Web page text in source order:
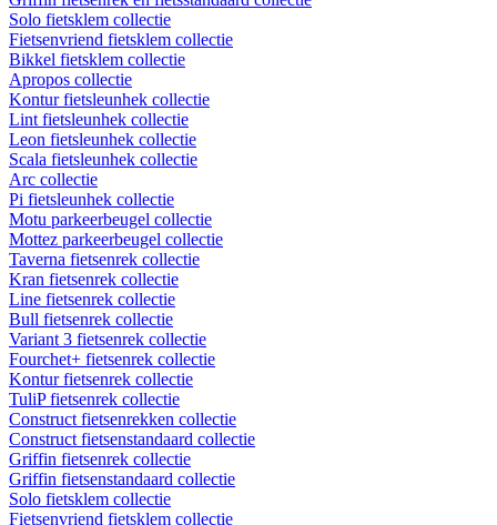
Solo fietsklem collectie
Fietsenvriend fietsklem collectie
Bikkel fietsklem collectie
Apropos collectie
Kontur fietsleunhek collectie
Lint fietsleunhek collectie
Leon fietsleunhek collectie
Scala fietsleunhek collectie
Arc collectie
Pi fietsleunhek collectie
Motu parkeerbeugel collectie
Mottez parkeerbeugel collectie
Taverna fietsenrek collectie
Kran fietsenrek collectie
Line fietsenrek collectie
Bull fietsenrek collectie
Variant 3 fietsenrek collectie
Fourchet+ fietsenrek collectie
Kontur fietsenrek collectie
TuliP fietsenrek collectie
Construct fietsenrekken collectie
Construct fietsenstandaard collectie
Griffin fietsenrek collectie
Griffin fietsenstandaard collectie
Solo fietsklem collectie
Fietsenvriend fietsklem collectie